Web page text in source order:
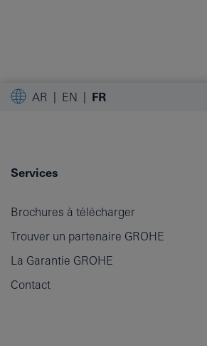
AR EN FR
Services
Brochures à télécharger
Trouver un partenaire GROHE
La Garantie GROHE
Contact